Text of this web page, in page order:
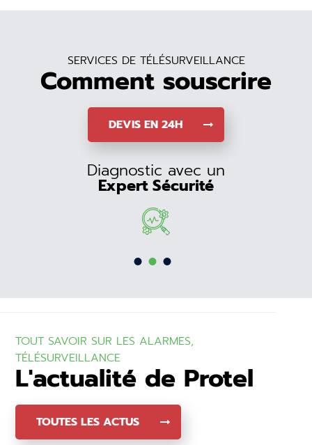
SERVICES DE TÉLÉSURVEILLANCE
Comment souscrire
DEVIS EN 24H
Diagnostic avec un
Expert Sécurité
TOUT SAVOIR SUR LES ALARMES,
TÉLÉSURVEILLANCE
L'actualité de Protel
TOUTES LES ACTUS